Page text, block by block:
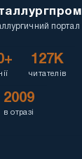
портал
127K
читателів
2009
в отразі